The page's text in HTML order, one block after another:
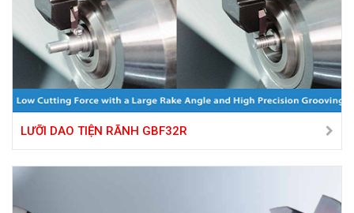
LƯỠI DAO TIỆN RÃNH GBF32R